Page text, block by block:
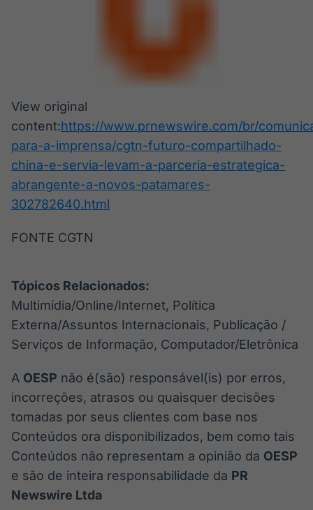
View original
content:https://www.prnewswire.com/br/
para-a-imprensa/cgtn-futuro-compartilhado-
china-e-servia-levam-a-parceria-estrategica-
abrangente-a-novos-patamares-
302782640.html
FONTE CGTN
Tópicos Relacionados:
Multimídia/Online/Internet, Política
Externa/Assuntos Internacionais, Publicação /
Serviços de Informação, Computador/Eletrônica
A OESP não é(são) responsável(is) por erros,
incorreções, atrasos ou quaisquer decisões
tomadas por seus clientes com base nos
Conteúdos ora disponibilizados, bem como tais
Conteúdos não representam a opinião da OESP
e são de inteira responsabilidade da PR
Newswire Ltda